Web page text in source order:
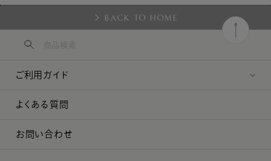
BACK TO HOME
ご利用ガイド
よくある質問
お問い合わせ